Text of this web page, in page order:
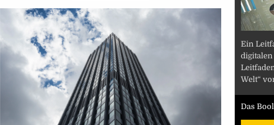
Ein
digitalen
Welt“
Das